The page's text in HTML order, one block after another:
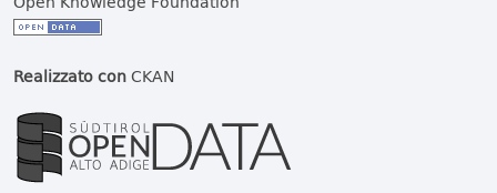
Realizzato conCKAN